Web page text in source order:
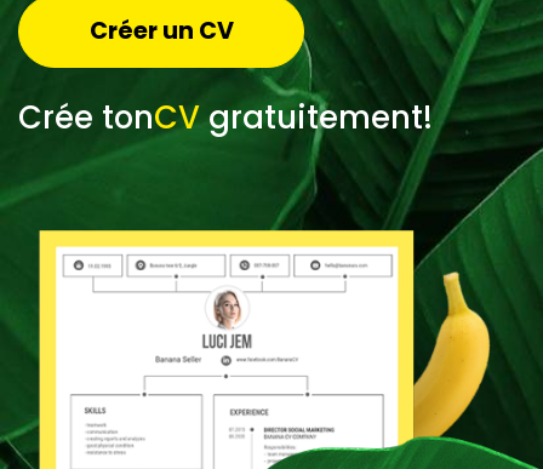
Créer un CV
Crée tonCVgratuitement!